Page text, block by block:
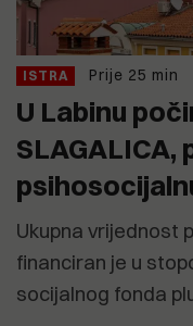
ISTRA Prije 25 min
U Labinu
SLAGALICA,
Ukupna vrijednost
financiran je u
socijalnog fonda